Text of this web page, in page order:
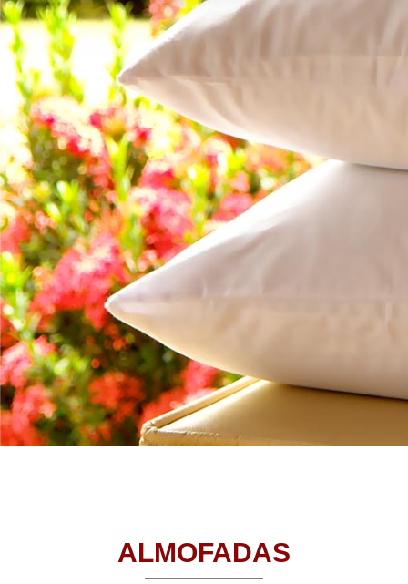
ALMOFADAS